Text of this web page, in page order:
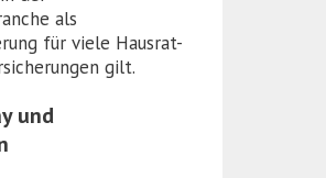
als
für viele Hausrat-
gilt.
und